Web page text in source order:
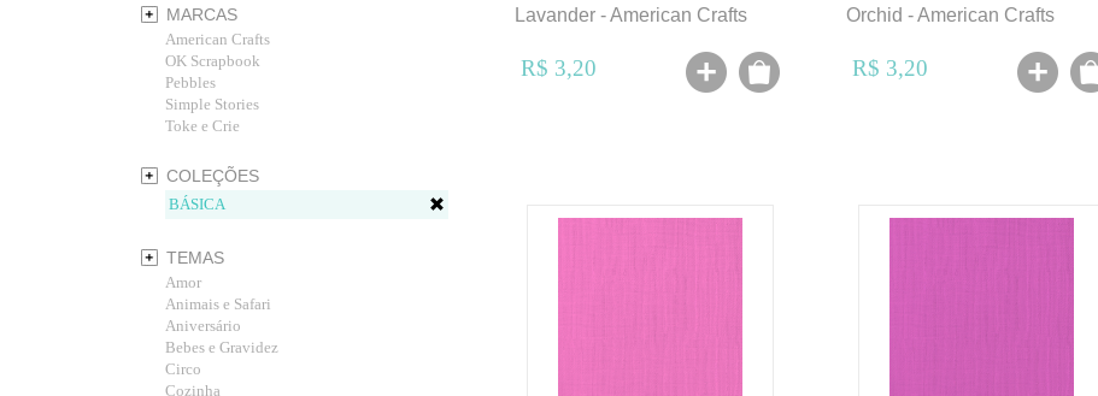
MARCAS
American Crafts
OK Scrapbook
Pebbles
Simple Stories
Toke e Crie
COLEÇÕES
BÁSICA
TEMAS
Amor
Animais e Safari
Aniversário
Bebes e Gravidez
Circo
Cozinha
Lavander - American Crafts
R$ 3,20
Orchid - American Crafts
R$ 3,20